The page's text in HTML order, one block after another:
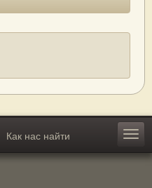
Как нас найти